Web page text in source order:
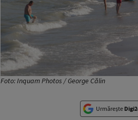
Foto: Inquam Photos / George Călin
Urmărește